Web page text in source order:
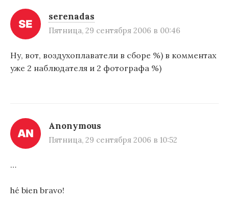
serenadas
Пятница, 29 сентября 2006 в 00:46
Ну, вот, воздухоплаватели в сборе %) в комментах
уже 2 наблюдателя и 2 фотографа %)
Anonymous
Пятница, 29 сентября 2006 в 10:52
…
hé bien bravo!